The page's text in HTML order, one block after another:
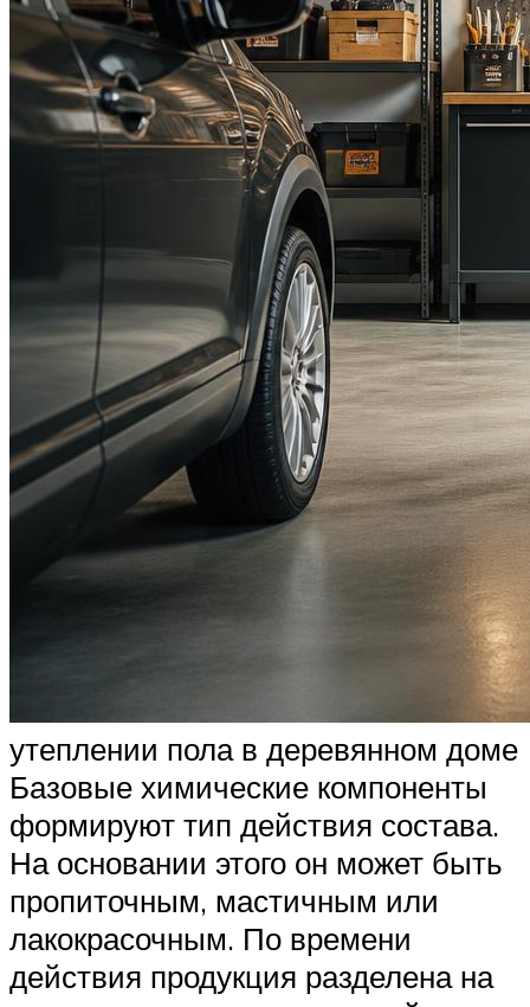
утеплении пола в деревянном доме
Базовые химические компоненты
формируют тип действия состава.
На основании этого он может быть
пропиточным, мастичным или
лакокрасочным. По времени
действия продукция разделена на